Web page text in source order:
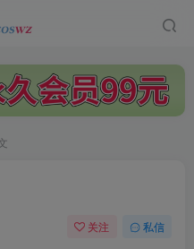
关注 私信